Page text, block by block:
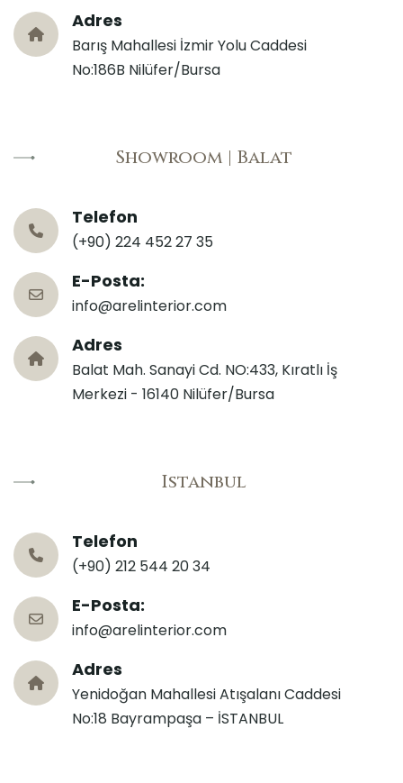
Adres
Barış Mahallesi İzmir Yolu Caddesi
No:186B Nilüfer/Bursa
Showroom | Balat
Telefon
(+90) 224 452 27 35
E-Posta:
info@arelinterior.com
Adres
Balat Mah. Sanayi Cd. NO:433, Kıratlı İş
Merkezi - 16140 Nilüfer/Bursa
Istanbul
Telefon
(+90) 212 544 20 34
E-Posta:
info@arelinterior.com
Adres
Yenidoğan Mahallesi Atışalanı Caddesi
No:18 Bayrampaşa – İSTANBUL